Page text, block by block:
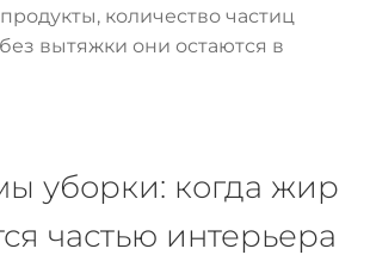
количество частиц
вытяжки они остаются в
уборки: когда жир
частью интерьера